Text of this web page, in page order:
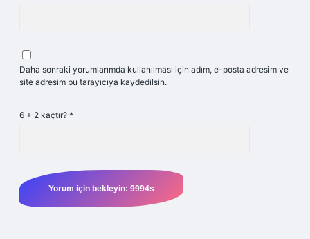
Daha sonraki yorumlarımda kullanılması için adım, e-posta adresim ve
site adresim bu tarayıcıya kaydedilsin.
6 + 2 kaçtır? *